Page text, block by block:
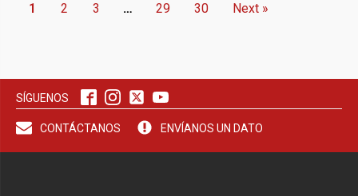
1 2 3 … 29 30 Next »
SÍGUENOS
CONTÁCTANOS ENVÍANOS UN DATO